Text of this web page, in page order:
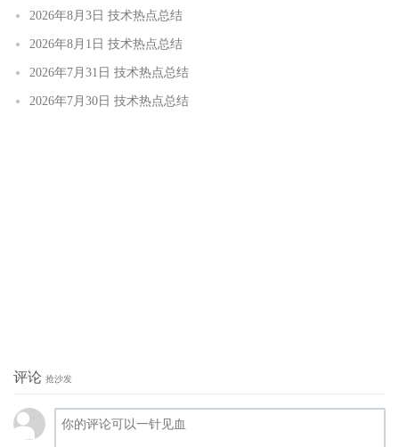
2026年8月3日 技术热点总结
2026年8月1日 技术热点总结
2026年7月31日 技术热点总结
2026年7月30日 技术热点总结
评论 抢沙发